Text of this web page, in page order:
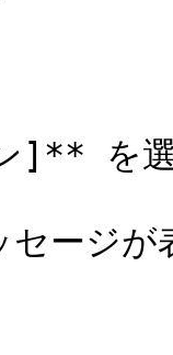
]** を選
セージ